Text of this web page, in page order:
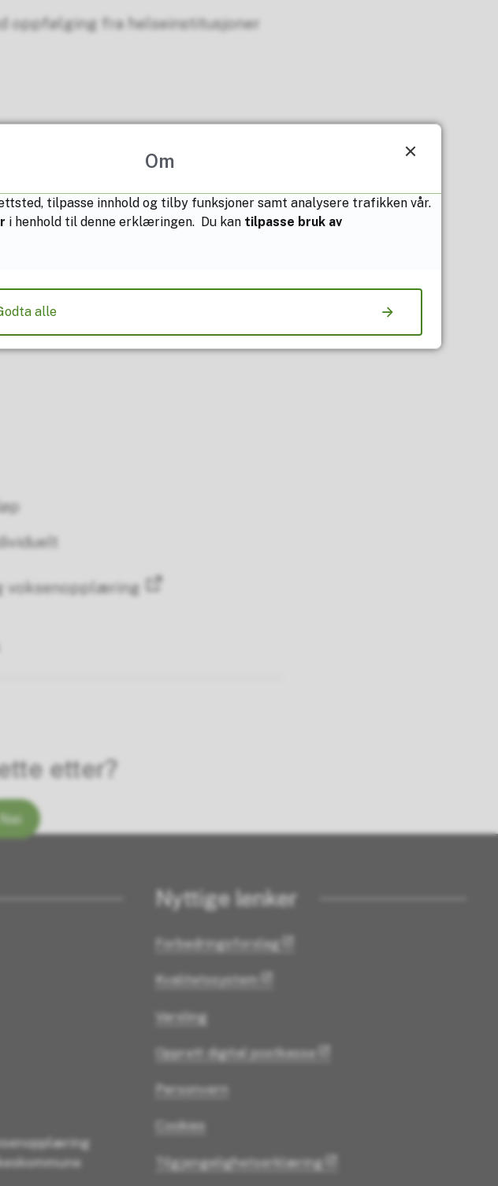
oppfølging fra helseinstitusjoner
voksenopplæring
etter?
Nei
Nyttige lenker
Forbedringsforslag
Kvalitetssystem
Varsling
Opprett digital postkasse
Personvern
Cookies
Tilgjengelighetserklæring
Om
tilpasse innhold og tilby funksjoner samt analysere trafikken vår.
i henhold til denne erklæringen. Du kan tilpasse bruk av
alle